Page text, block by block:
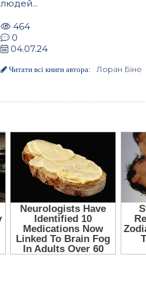
людей...
464
0
04.07.24
Читати всі книги автора: Лоран Біне